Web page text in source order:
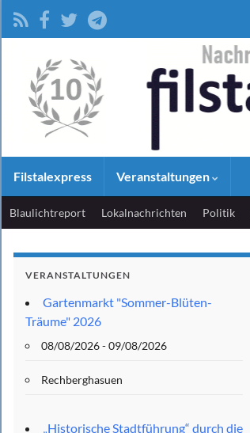
Filstalexpress Veranstaltungen
Blaulichtreport Lokalnachrichten Politik
VERANSTALTUNGEN
Gartenmarkt "Sommer-Blüten-
Träume" 2026
08/08/2026 - 09/08/2026
Rechberghasuen
„Historische Stadtführung“ durch die